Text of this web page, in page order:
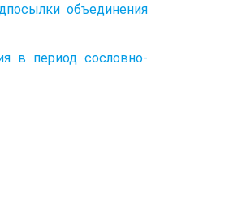
объединения
в период сословно-